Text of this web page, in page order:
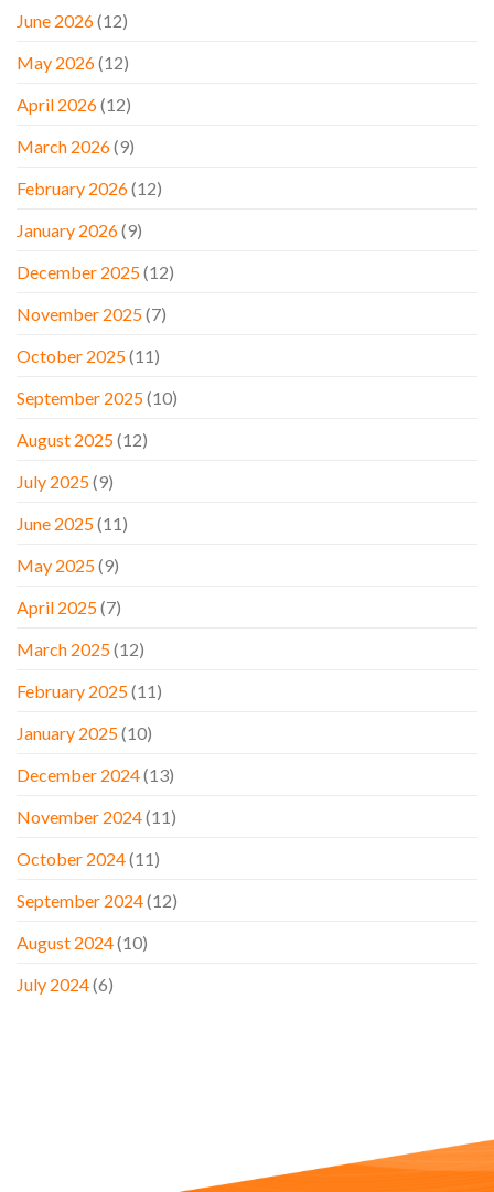
June 2026(12)
May 2026(12)
April 2026(12)
March 2026(9)
February 2026(12)
January 2026(9)
December 2025(12)
November 2025(7)
October 2025(11)
September 2025(10)
August 2025(12)
July 2025(9)
June 2025(11)
May 2025(9)
April 2025(7)
March 2025(12)
February 2025(11)
January 2025(10)
December 2024(13)
November 2024(11)
October 2024(11)
September 2024(12)
August 2024(10)
July 2024(6)